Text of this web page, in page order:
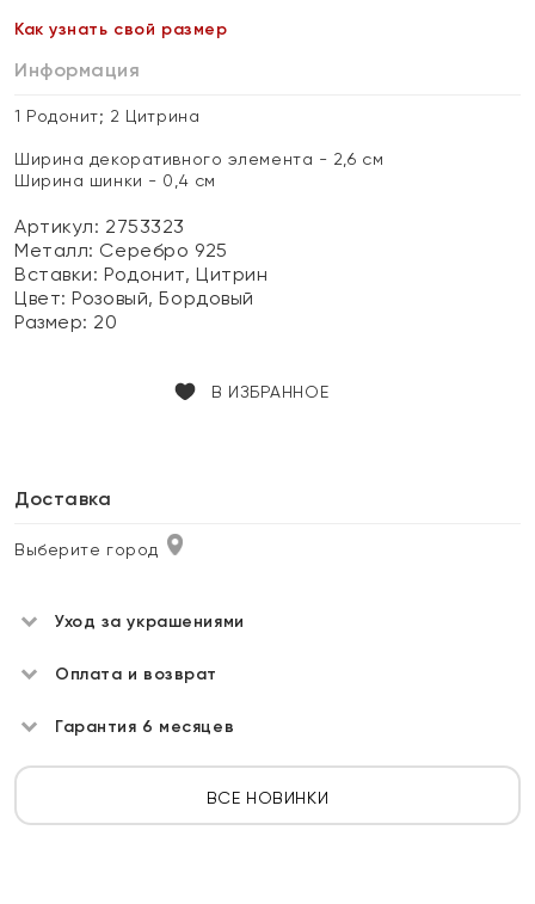
Как узнать свой размер
Информация
1 Родонит; 2 Цитрина
Ширина декоративного элемента - 2,6 см
Ширина шинки - 0,4 см
Артикул: 2753323
Металл: Серебро 925
Вставки:Родонит, Цитрин
Цвет:Розовый, Бордовый
Размер: 20
В ИЗБРАННОЕ
Доставка
Выберите город
Уход за украшениями
Оплата и возврат
Гарантия 6 месяцев
ВСЕ НОВИНКИ